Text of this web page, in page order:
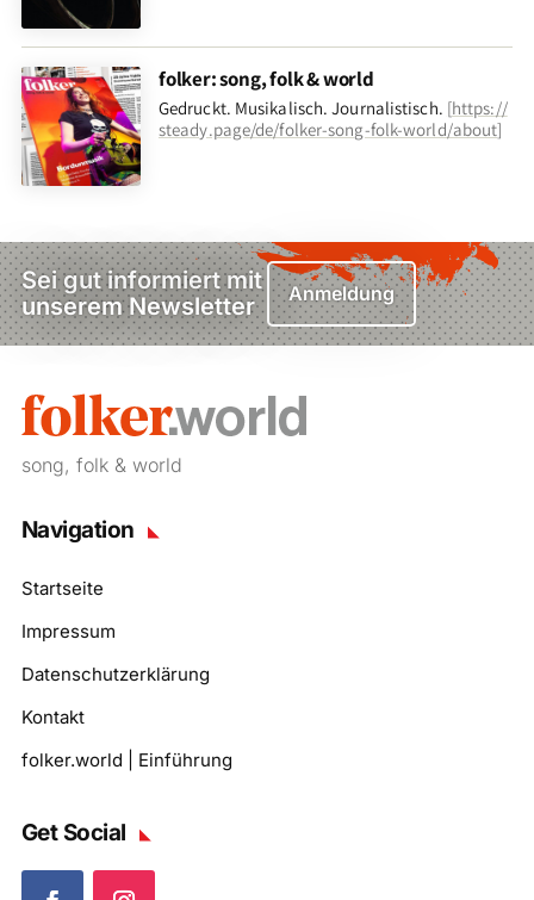
folker: song, folk & world
Gedruckt. Musikalisch. Journalistisch. [https://
steady.page/de/folker-song-folk-world/about]
Sei gut informiert mit
unserem Newsletter
Anmeldung
song, folk & world
Navigation
Startseite
Impressum
Datenschutzerklärung
Kontakt
folker.world | Einführung
Get Social